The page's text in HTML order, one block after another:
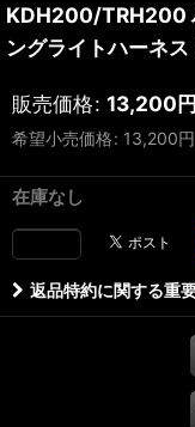
KDH200/TRH200
ングライトハーネ
販売価格: 13,200円
希望小売価格: 13,200円
在庫なし
返品特約に関する重